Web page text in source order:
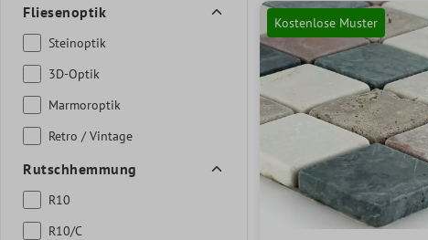
Fliesenoptik
Steinoptik
3D-Optik
Marmoroptik
Retro / Vintage
Rutschhemmung
R10
R10/C
Kostenlose Muster